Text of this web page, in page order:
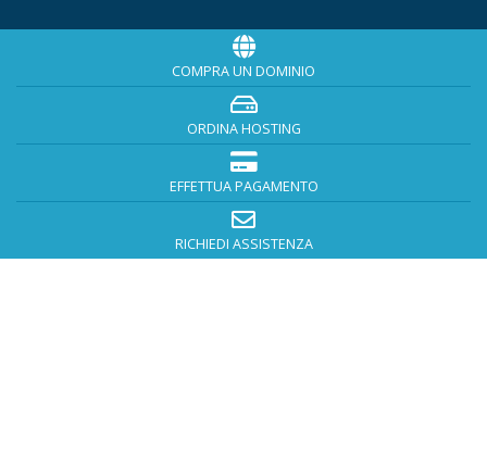
COMPRA UN DOMINIO
ORDINA HOSTING
EFFETTUA PAGAMENTO
RICHIEDI ASSISTENZA